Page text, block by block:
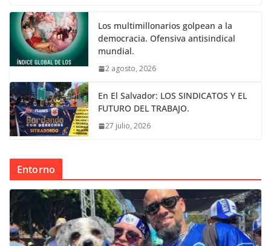
Los multimillonarios golpean a la
democracia. Ofensiva antisindical
mundial.
2 agosto, 2026
En El Salvador: LOS SINDICATOS Y EL
FUTURO DEL TRABAJO.
27 julio, 2026
Entorno